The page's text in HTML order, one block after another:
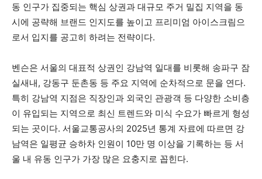
동 인구가 집중되는 핵심 상권과 대규모 주거 밀집 지역을 동
시에 공략해 브랜드 인지도를 높이고 프리미엄 아이스크림으
로서 입지를 공고히 하려는 전략이다.
벤슨은 서울의 대표적 상권인 강남역 일대를 비롯해 송파구 잠
실새내, 강동구 둔촌동 등 주요 지역에 순차적으로 문을 연다.
특히 강남역 지점은 직장인과 외국인 관광객 등 다양한 소비층
이 유입되는 지역으로 최신 트렌드와 미식 수요가 빠르게 형성
되는 곳이다. 서울교통공사의 2025년 통계 자료에 따르면 강
남역은 일평균 승하차 인원이 10만 명 이상을 기록하는 등 서
울 내 유동 인구가 가장 많은 요충지로 꼽힌다.